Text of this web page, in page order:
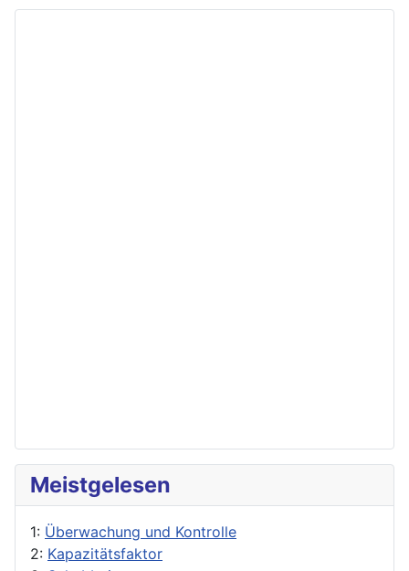
Meistgelesen
1: Überwachung und Kontrolle
2: Kapazitätsfaktor